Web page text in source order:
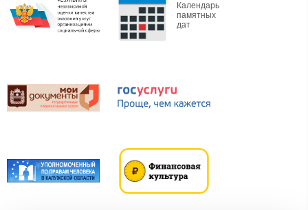
Календарь
памятных
дат